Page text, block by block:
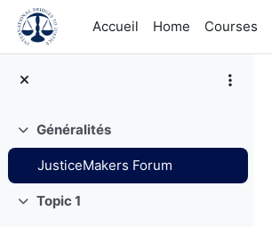
Passer au contenu principal
Accueil
Home Courses
Replier
Généralités
JusticeMakers Forum
Replier
Topic 1